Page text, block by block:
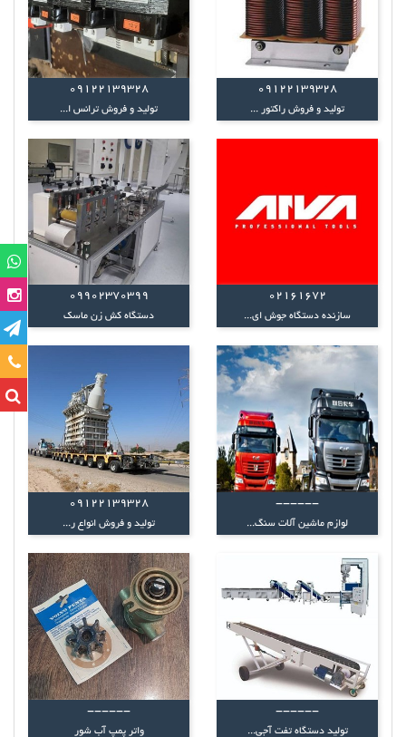
09122139328
تولید و فروش راکتور ...
09122139328
تولید و فروش ترانس ا...
02161672
سازنده دستگاه جوش ای...
09902370399
دستگاه کش زن ماسک
------
لوازم ماشین آلات سنگ...
09122139328
تولید و فروش انواع ر...
------
تولید دستگاه تفت آجی...
------
واتر پمپ آب شور